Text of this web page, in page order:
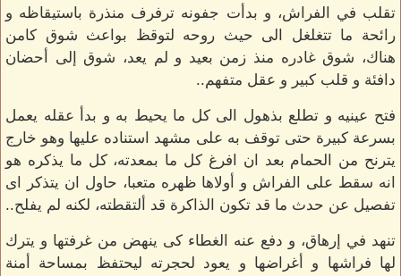
تقلب في الفراش، و بدأت جفونه ترفرف منذرة باستيقاظه و
رائحة ما تتغلغل الى حيث روحه لتوقظ بواعث شوق كامن
هناك، شوق غادره منذ زمن بعيد و لم يعد، شوق إلى أحضان
دافئة و قلب كبير و عقل متفهم..
فتح عينيه و تطلع بذهول الى كل ما يحيط به و بدأ عقله يعمل
بسرعة كبيرة حتى توقف به على مشهد استناده عليها وهو خارج
يترنح من الحمام بعد ان افرغ كل ما بمعدته، كل ما يذكره هو
انه سقط على الفراش و أولاها ظهره متعبا، حاول ان يتذكر اى
تفصيل عن حدث ما قد تكون الذاكرة قد ألتقطته، لكنه لم يفلح..
تنهد في إرهاق، و دفع عنه الغطاء كى ينهض من غرفتها و يترك
لها فراشها و أغراضها و يعود لحجرته ليحتفظ بمساحة أمنة